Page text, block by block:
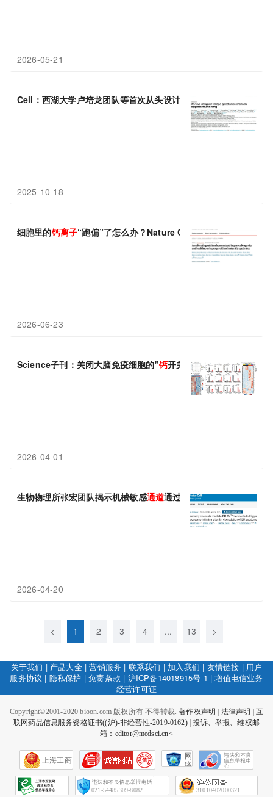
2026-05-21
Cell：西湖大学卢培龙团队等首次从头设计出电压门控 离子通道
2025-10-18
细胞里的钙离子“跑偏”了怎么办？Nature Communications：一
2026-06-23
Science子刊：关闭大脑免疫细胞的"钙开关"，抑制 Orai1通道
2026-04-01
生物物理所张宏团队揭示机械敏感通道通过 信号与相分离启动自
2026-04-20
< 1 2 3 4 ... 13 >
关于我们 | 产品大全|营销服务 | 联系我们 | 加入我们 | 友情链接 | 用户
服务协议 | 隐私保护 |免责条款 | 沪ICP备14018915号-1 |增值电信业务
经营许可证
Copyright©2001-2020 bioon.com 版权所有 不得转载.著作权声明 法律声明
互
联网药品信息服务资格证书((沪)-非经营性-2019-0162)|投诉、举报、维权邮
箱：editor@medsci.cn<
上海工商
网
络
会
征
021-54485309-8082 31010402000321